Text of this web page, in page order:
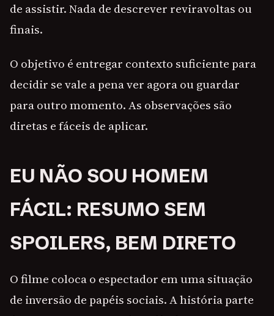
de assistir. Nada de descrever reviravoltas ou
finais.
O objetivo é entregar contexto suficiente para
decidir se vale a pena ver agora ou guardar
para outro momento. As observações são
diretas e fáceis de aplicar.
EU NÃO SOU HOMEM
FÁCIL: RESUMO SEM
SPOILERS, BEM DIRETO
O filme coloca o espectador em uma situação
de inversão de papéis sociais. A história parte